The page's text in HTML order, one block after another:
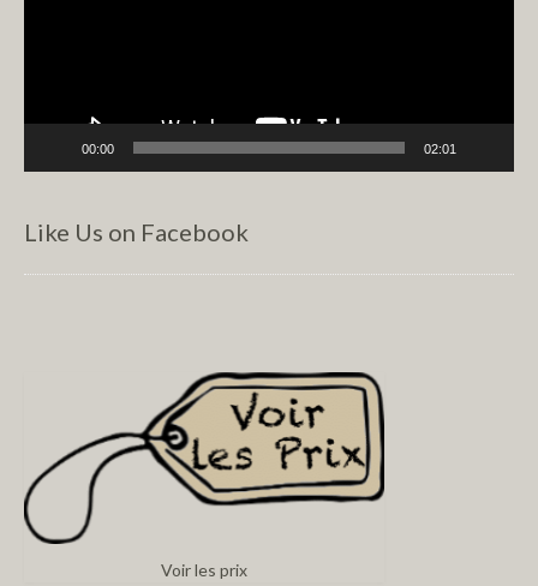
00:00 02:01
Like Us on Facebook
Voir les prix